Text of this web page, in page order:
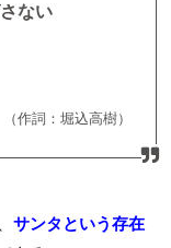
ない
作詞：堀込高樹）
サンタという存在